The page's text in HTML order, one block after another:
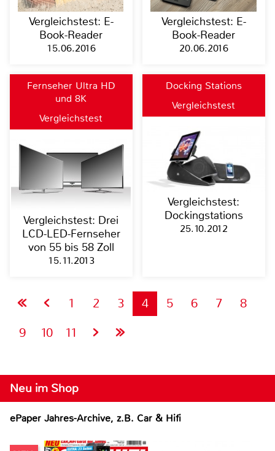
Vergleichstest: E-
Book-Reader
15.06.2016
Vergleichstest: E-
Book-Reader
20.06.2016
Fernseher Ultra HD
und 8K
Vergleichstest
Vergleichstest: Drei
LCD-LED-Fernseher
von 55 bis 58 Zoll
15.11.2013
Docking Stations
Vergleichstest
Vergleichstest:
Dockingstations
25.10.2012
1 2 3 4 5 6 7
8
9
10 11
Neu im Shop
ePaper Jahres-Archive, z.B. Car & Hifi